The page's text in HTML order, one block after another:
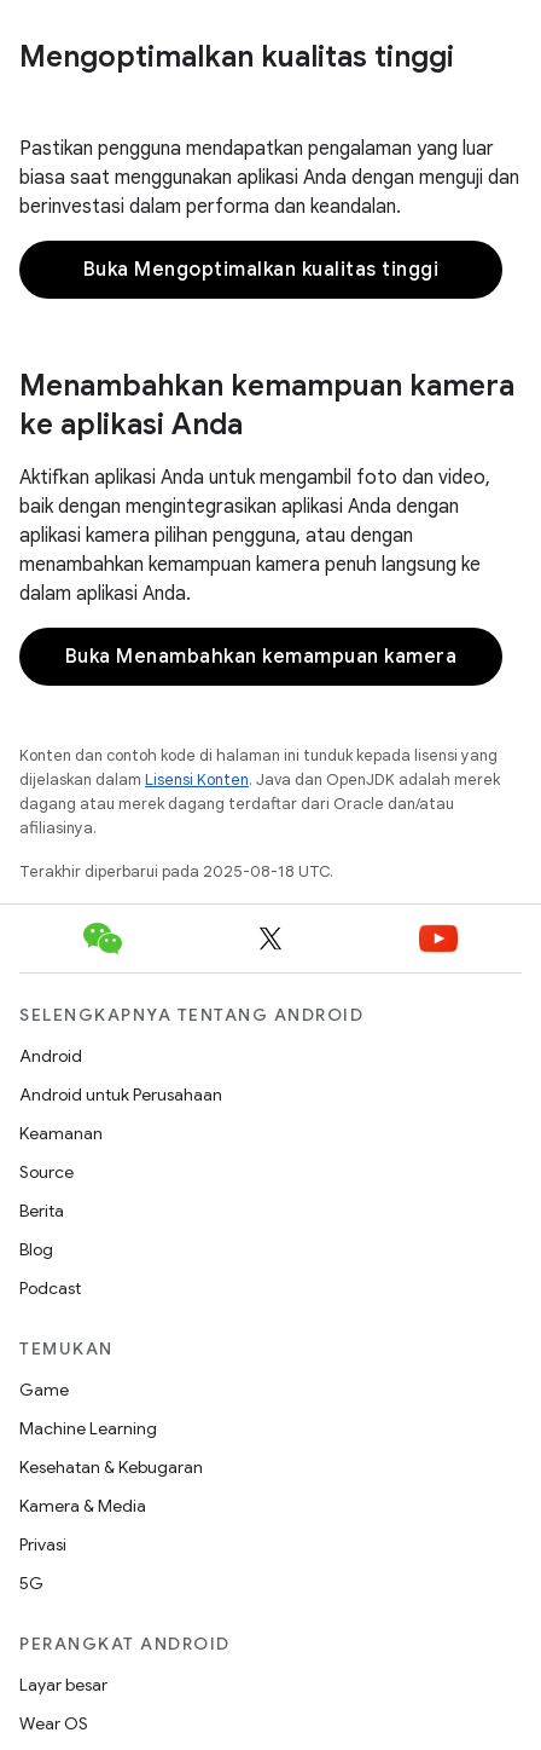
Mengoptimalkan kualitas tinggi
Pastikan pengguna mendapatkan pengalaman yang luar
biasa saat menggunakan aplikasi Anda dengan menguji dan
berinvestasi dalam performa dan keandalan.
Buka Mengoptimalkan kualitas tinggi
Menambahkan kemampuan kamera
ke aplikasi Anda
Aktifkan aplikasi Anda untuk mengambil foto dan video,
baik dengan mengintegrasikan aplikasi Anda dengan
aplikasi kamera pilihan pengguna, atau dengan
menambahkan kemampuan kamera penuh langsung ke
dalam aplikasi Anda.
Buka Menambahkan kemampuan kamera
Konten dan contoh kode di halaman ini tunduk kepada lisensi yang
dijelaskan dalam Lisensi Konten. Java dan OpenJDK adalah merek
dagang atau merek dagang terdaftar dari Oracle dan/atau
afiliasinya.
Terakhir diperbarui pada 2025-08-18 UTC.
SELENGKAPNYA TENTANG ANDROID
Android
Android untuk Perusahaan
Keamanan
Source
Berita
Blog
Podcast
TEMUKAN
Game
Machine Learning
Kesehatan & Kebugaran
Kamera & Media
Privasi
5G
PERANGKAT ANDROID
Layar besar
Wear OS